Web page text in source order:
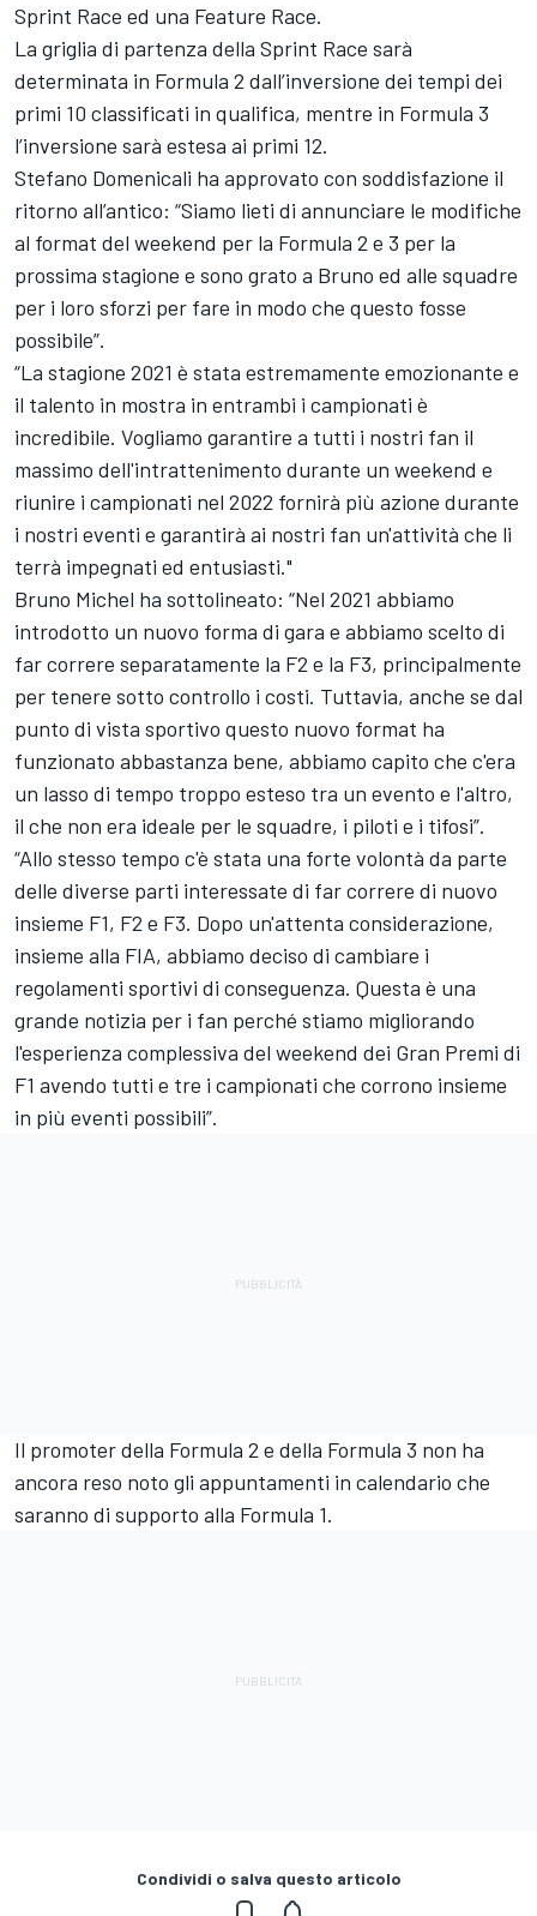
Sprint Race ed una Feature Race.
La griglia di partenza della Sprint Race sarà
determinata in Formula 2 dall’inversione dei tempi dei
primi 10 classificati in qualifica, mentre in Formula 3
l’inversione sarà estesa ai primi 12.
Stefano Domenicali ha approvato con soddisfazione il
ritorno all’antico: “Siamo lieti di annunciare le modifiche
al format del weekend per la Formula 2 e 3 per la
prossima stagione e sono grato a Bruno ed alle squadre
per i loro sforzi per fare in modo che questo fosse
possibile”.
“La stagione 2021 è stata estremamente emozionante e
il talento in mostra in entrambi i campionati è
incredibile. Vogliamo garantire a tutti i nostri fan il
massimo dell'intrattenimento durante un weekend e
riunire i campionati nel 2022 fornirà più azione durante
i nostri eventi e garantirà ai nostri fan un'attività che li
terrà impegnati ed entusiasti."
Bruno Michel ha sottolineato: “Nel 2021 abbiamo
introdotto un nuovo forma di gara e abbiamo scelto di
far correre separatamente la F2 e la F3, principalmente
per tenere sotto controllo i costi. Tuttavia, anche se dal
punto di vista sportivo questo nuovo format ha
funzionato abbastanza bene, abbiamo capito che c'era
un lasso di tempo troppo esteso tra un evento e l'altro,
il che non era ideale per le squadre, i piloti e i tifosi”.
“Allo stesso tempo c'è stata una forte volontà da parte
delle diverse parti interessate di far correre di nuovo
insieme F1, F2 e F3. Dopo un'attenta considerazione,
insieme alla FIA, abbiamo deciso di cambiare i
regolamenti sportivi di conseguenza. Questa è una
grande notizia per i fan perché stiamo migliorando
l'esperienza complessiva del weekend dei Gran Premi di
F1 avendo tutti e tre i campionati che corrono insieme
in più eventi possibili”.
Il promoter della Formula 2 e della Formula 3 non ha
ancora reso noto gli appuntamenti in calendario che
saranno di supporto alla Formula 1.
Condividi o salva questo articolo